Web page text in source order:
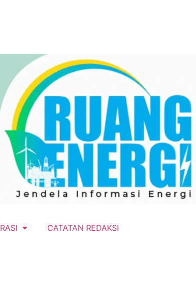
CATATAN REDAKSI